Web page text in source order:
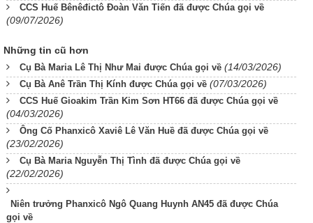
CCS Huế Bênêđictô Đoàn Văn Tiến đã được Chúa gọi về
(09/07/2026)
Những tin cũ hơn
Cụ Bà Maria Lê Thị Như Mai được Chúa gọi về (14/03/2026)
Cụ Bà Anê Trần Thị Kính được Chúa gọi về (07/03/2026)
CCS Huế Gioakim Trần Kim Sơn HT66 đã được Chúa gọi về
(04/03/2026)
Ông Cố Phanxicô Xaviê Lê Văn Huề đã được Chúa gọi về
(23/02/2026)
Cụ Bà Maria Nguyễn Thị Tình đã được Chúa gọi về
(22/02/2026)
Niên trưởng Phanxicô Ngô Quang Huynh AN45 đã được Chúa
gọi về